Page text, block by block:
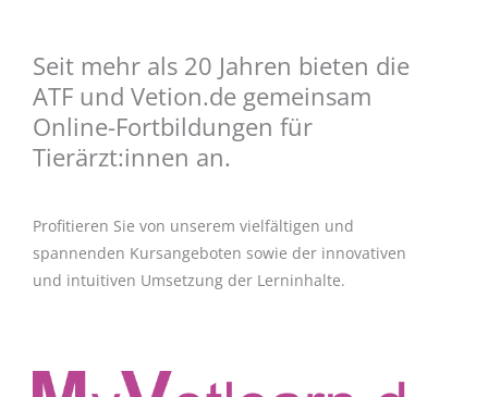
Seit mehr als 20 Jahren bieten die
ATF und Vetion.de gemeinsam
Online-Fortbildungen für
Tierärzt:innen an.
Profitieren Sie von unserem vielfältigen und
spannenden Kursangeboten sowie der innovativen
und intuitiven Umsetzung der Lerninhalte.